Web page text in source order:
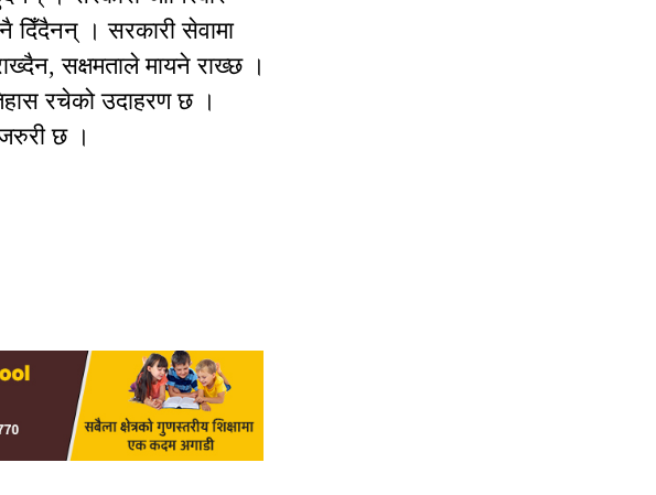
दिँदैनन् । सरकारी सेवामा
सक्षमताले मायने राख्छ ।
रचेको उदाहरण छ ।
छ ।